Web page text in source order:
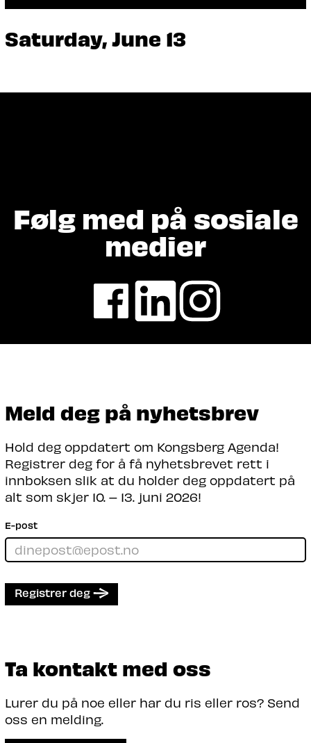
Saturday, June 13
Følg med på sosiale
medier
Meld deg på nyhetsbrev
Hold deg oppdatert om Kongsberg Agenda!
Registrer deg for å få nyhetsbrevet rett i
innboksen slik at du holder deg oppdatert på
alt som skjer 10. – 13. juni 2026!
E-post
Registrer deg
Ta kontakt med oss
Lurer du på noe eller har du ris eller ros? Send
oss en melding.